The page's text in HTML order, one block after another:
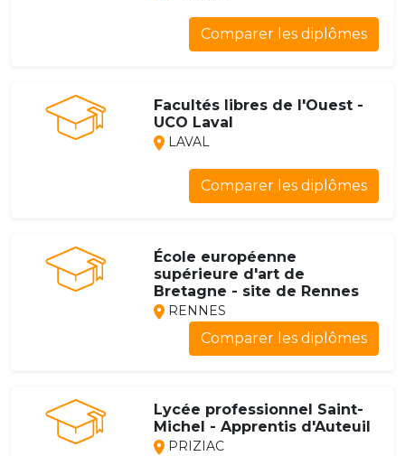
Comparer les diplômes
Facultés libres de l'Ouest -
UCO Laval
LAVAL
Comparer les diplômes
École européenne
supérieure d'art de
Bretagne - site de Rennes
RENNES
Comparer les diplômes
Lycée professionnel Saint-
Michel - Apprentis d'Auteuil
PRIZIAC